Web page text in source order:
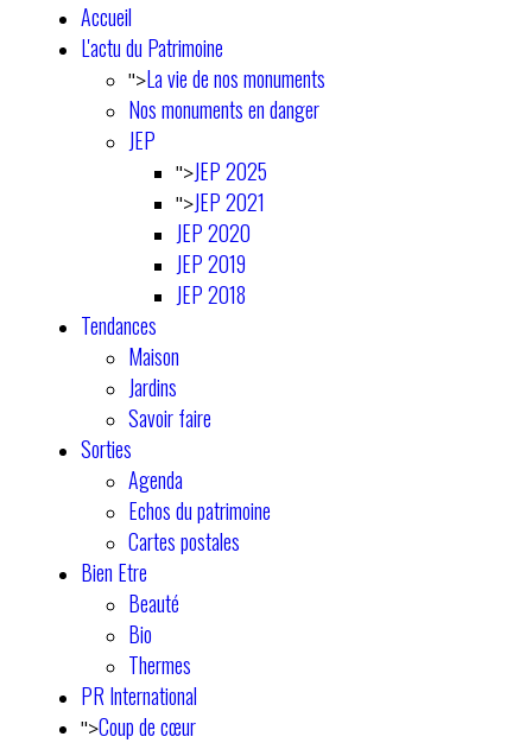
Accueil
L'actu du Patrimoine
">La vie de nos monuments
Nos monuments en danger
JEP
">JEP 2025
">JEP 2021
JEP 2020
JEP 2019
JEP 2018
Tendances
Maison
Jardins
Savoir faire
Sorties
Agenda
Echos du patrimoine
Cartes postales
Bien Etre
Beauté
Bio
Thermes
PR International
">Coup de cœur